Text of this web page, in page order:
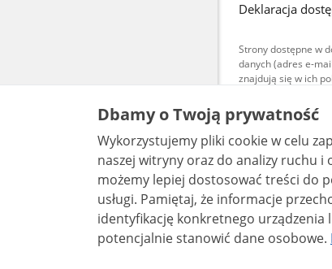
Deklaracja
Strony dostępne w
danych (adres e-
znajdują się w ich
są
bez
Dbamy o Twoją prywatność
Wykorzystujemy pliki cookie w celu
naszej witryny oraz do analizy ruchu i
możemy lepiej dostosować treści do
usługi. Pamiętaj, że informacje przechowywane w plikach cookie mogą pozwalać na
identyfikację konkretnego urządzenia
potencjalnie stanowić dane osobowe.